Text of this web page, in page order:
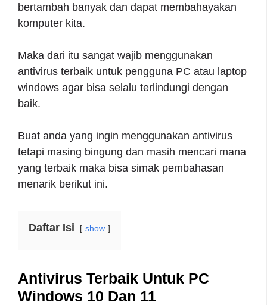
bertambah banyak dan dapat membahayakan
komputer kita.
Maka dari itu sangat wajib menggunakan
antivirus terbaik untuk pengguna PC atau laptop
windows agar bisa selalu terlindungi dengan
baik.
Buat anda yang ingin menggunakan antivirus
tetapi masing bingung dan masih mencari mana
yang terbaik maka bisa simak pembahasan
menarik berikut ini.
Daftar Isi show
Antivirus Terbaik Untuk PC
Windows 10 Dan 11